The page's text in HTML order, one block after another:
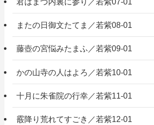
またの日御文たてま／若紫08-01
藤壺の宮悩みたまふ／若紫09-01
かの山寺の人はよろ／若紫10-01
十月に朱雀院の行幸／若紫11-01
霰降り荒れてすごき／若紫12-01